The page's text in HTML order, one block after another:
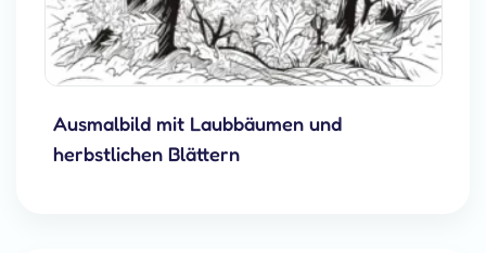
Ausmalbild mit Laubbäumen und
herbstlichen Blättern